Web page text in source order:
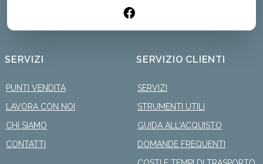
SERVIZI
PUNTI VENDITA
LAVORA CON NOI
CHI SIAMO
CONTATTI
SERVIZIO CLIENTI
SERVIZI
STRUMENTI UTILI
GUIDA ALL'ACQUISTO
DOMANDE FREQUENTI